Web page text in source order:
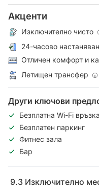
Акценти
Изключително чисто
24-часово
Отличен комфорт и
Летищен трансфер
Други ключови
Безплатна Wi-Fi връзка
Безплатен паркинг
Фитнес зала
Бар
9.3 Изключително